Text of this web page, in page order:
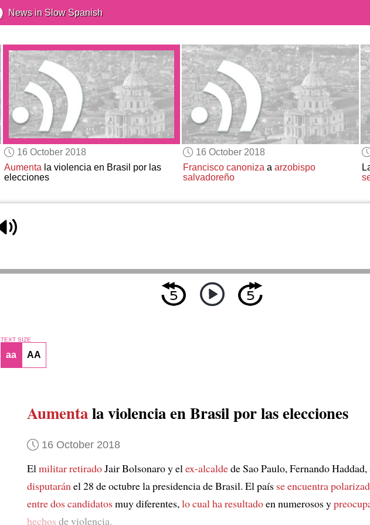
News in Slow Spanish
16 October 2018
Aumentala violencia en Brasil por las
elecciones
16 October 2018
Francisco canonizaa arzobispo
salvadoreño
TEXT SIZE
aa AA
Aumentala violencia en Brasil por las elecciones
16 October 2018
Elmilitar retiradoJair Bolsonaro y elex-alcaldede Sao Paulo, Fernando Haddad,
disputaránel 28 de octubre la presidencia de Brasil. El país se encuentra
entre dos candidatosmuy diferentes,lo cual ha resultadoen numerosos y
hechos de violencia.